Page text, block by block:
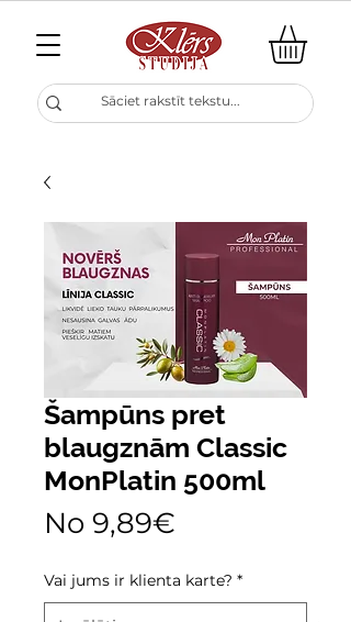
Šampūns pret
blaugznām Classic
MonPlatin 500ml
No 9,89€
Vai jums ir klienta karte? *